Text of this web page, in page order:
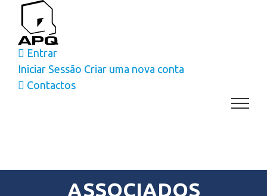
content
Entrar
Iniciar Sessão Criar uma nova conta
Contactos
ASSOCIADOS